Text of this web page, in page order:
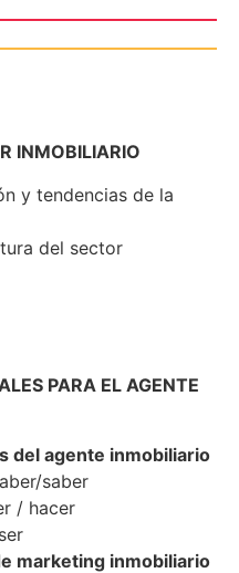
INMOBILIARIO
y tendencias de la
del sector
PARA EL AGENTE
del agente inmobiliario
saber
/ hacer
marketing inmobiliario